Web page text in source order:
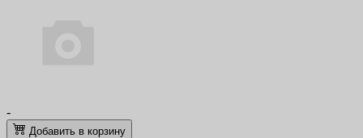
-
Добавить в корзину